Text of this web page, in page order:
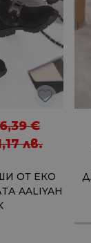
ОТ ЕКО
AALIYAH
€
лв.